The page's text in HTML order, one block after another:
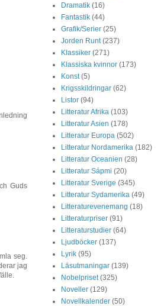
Guds
seg.
jag
Dramatik (16)
Fantastik (44)
Grafik/Serier (25)
Jorden Runt (237)
Klassiker (271)
Klassiska kvinnor (173)
Konst (5)
Krigsskildringar (62)
Listor (94)
Litteratur Afrika (103)
Litteratur Asien (178)
Litteratur Europa (502)
Litteratur Nordamerika (182)
Litteratur Oceanien (28)
Litteratur Sápmi (20)
Litteratur Sverige (345)
Litteratur Sydamerika (49)
Litteraturevenemang (18)
Litteraturpriser (91)
Litteraturstudier (64)
Ljudböcker (137)
Lyrik (95)
Läsutmaningar (139)
Nobelpriset (325)
Noveller (129)
Novellkalender (50)